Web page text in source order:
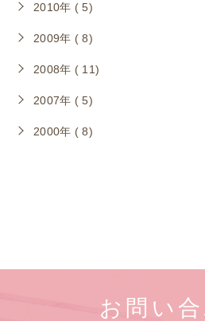
2010年 ( 5)
2009年 ( 8)
2008年 ( 11)
2007年 ( 5)
2000年 ( 8)
お問い